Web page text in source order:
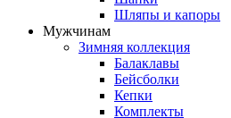
Шляпы и капоры
Мужчинам
Зимняя коллекция
Балаклавы
Бейсболки
Кепки
Комплекты